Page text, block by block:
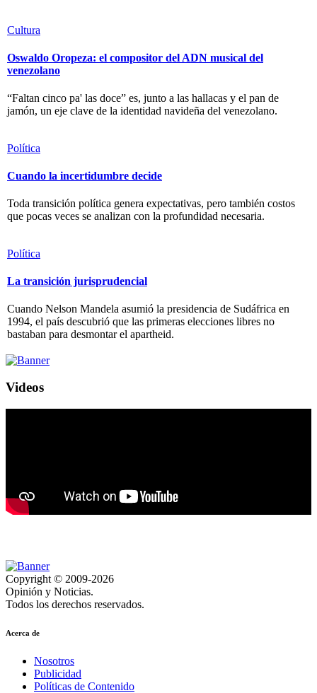
Cultura
Oswaldo Oropeza: el compositor del ADN musical del
venezolano
“Faltan cinco pa' las doce” es, junto a las hallacas y el pan de
jamón, un eje clave de la identidad navideña del venezolano.
Política
Cuando la incertidumbre decide
Toda transición política genera expectativas, pero también costos
que pocas veces se analizan con la profundidad necesaria.
Política
La transición jurisprudencial
Cuando Nelson Mandela asumió la presidencia de Sudáfrica en
1994, el país descubrió que las primeras elecciones libres no
bastaban para desmontar el apartheid.
Videos
Copyright © 2009-2026
Opinión y Noticias.
Todos los derechos reservados.
Acerca de
Nosotros
Publicidad
Políticas de Contenido